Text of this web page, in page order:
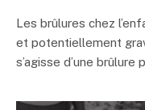
Les brûlures chez
et potentiellement
s’agisse d’une brûlure